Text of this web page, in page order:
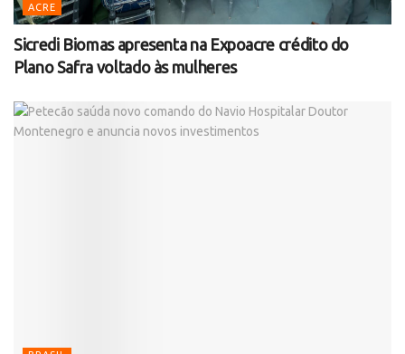
ACRE
Sicredi Biomas apresenta na Expoacre crédito do
Plano Safra voltado às mulheres